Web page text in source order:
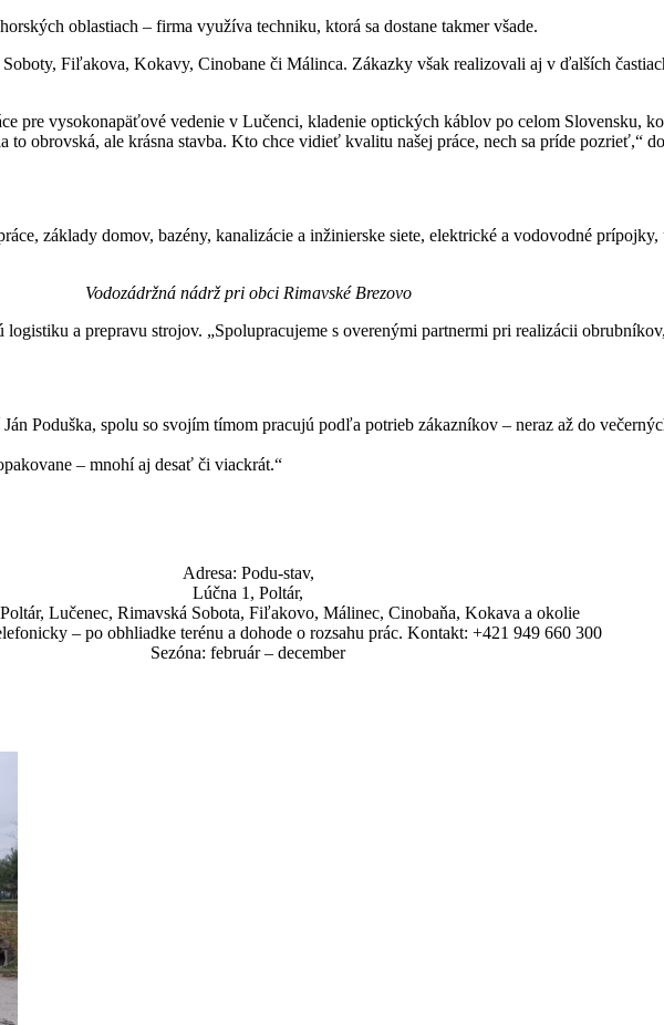
oblastiach – firma využíva techniku, ktorá sa dostane takmer všade.
Fiľakova, Kokavy, Cinobane či Málinca. Zákazky však realizovali aj v ďalších
pre vysokonapäťové vedenie v Lučenci, kladenie optických káblov po celom Slovensku,
obrovská, ale krásna stavba. Kto chce vidieť kvalitu našej práce, nech sa príde pozrieť,“
základy domov, bazény, kanalizácie a inžinierske siete, elektrické a vodovodné
Vodozádržná nádrž pri obci Rimavské Brezovo
a prepravu strojov. „Spolupracujeme s overenými partnermi pri realizácii
Poduška, spolu so svojím tímom pracujú podľa potrieb zákazníkov – neraz až do
– mnohí aj desať či viackrát.“
Adresa: Podu-stav,
Lúčna 1, Poltár,
Lučenec, Rimavská Sobota, Fiľakovo, Málinec, Cinobaňa, Kokava a okolie
– po obhliadke terénu a dohode o rozsahu prác. Kontakt: +421 949 660 300
Sezóna: február – december